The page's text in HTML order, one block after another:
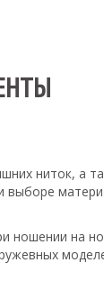
ниток, а
ношении на